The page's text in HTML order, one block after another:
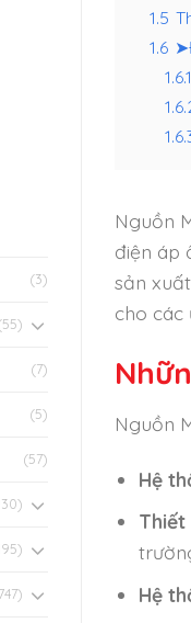
(3)
(7)
(5)
(57)
1.5
1.6
1.6.1
Nguồn
điện áp
sản
cho các
Nguồn
Hệ
Thiết
Hệ